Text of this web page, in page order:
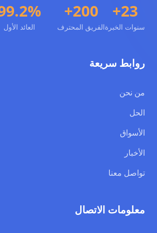
23+
سنوات الخبرة
200+
الفريق المحترف العائد الأول
روابط سريعة
من نحن
الحل
الأسواق
الأخبار
تواصل معنا
معلومات الاتصال